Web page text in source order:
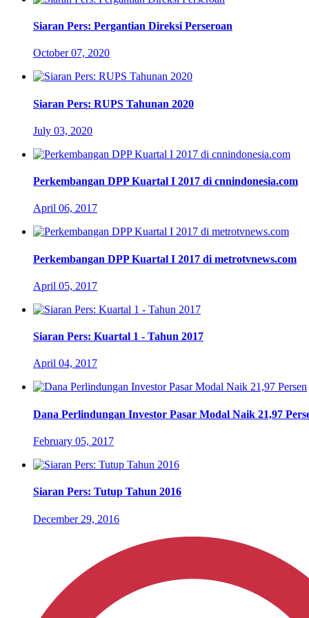
Siaran Pers: Pergantian Direksi Perseroan
October 07, 2020
Siaran Pers: RUPS Tahunan 2020
July 03, 2020
Perkembangan DPP Kuartal I 2017 di cnnindonesia.com
April 06, 2017
Perkembangan DPP Kuartal I 2017 di metrotvnews.com
April 05, 2017
Siaran Pers: Kuartal 1 - Tahun 2017
April 04, 2017
Dana Perlindungan Investor Pasar Modal Naik 21,97
February 05, 2017
Siaran Pers: Tutup Tahun 2016
December 29, 2016